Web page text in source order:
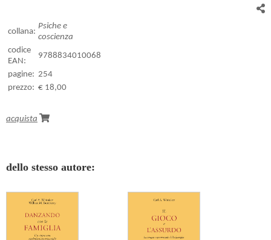
collana:
Psiche e
coscienza
codice
EAN:
9788834010068
pagine: 254
prezzo: € 18,00
acquista
dello stesso autore: